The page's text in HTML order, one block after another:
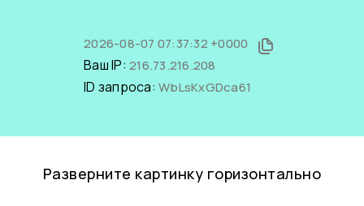
2026-08-07 07:37:32 +0000
Ваш IP: 216.73.216.208
ID запроса: WbLsKxGDca61
Разверните картинку горизонтально